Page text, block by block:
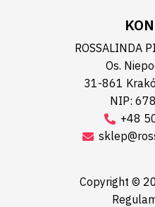
ROSSALINDA
Os.
31-861
NIP:
+48
Copyright ©